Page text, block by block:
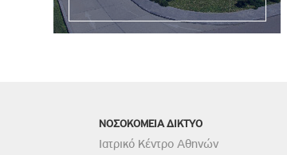
ΝΟΣΟΚΟΜΕΙΑ ΔΙΚΤΥΟ
Ιατρικό Κέντρο Αθηνών